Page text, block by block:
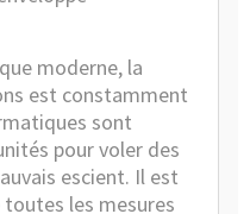
moderne, la
est constamment
sont
pour voler des
escient. Il est
les mesures